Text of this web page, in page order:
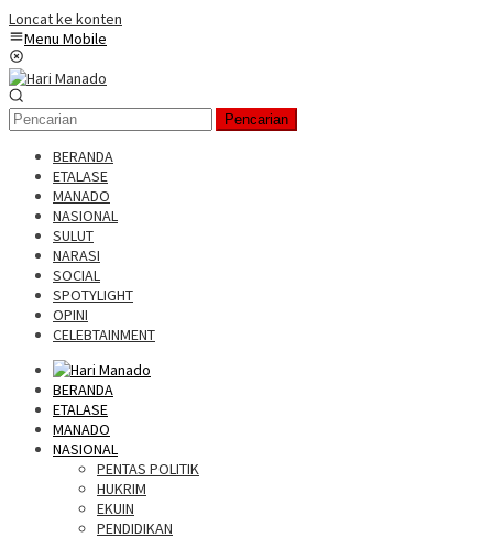
Loncat ke konten
Menu Mobile
Pencarian
BERANDA
ETALASE
MANADO
NASIONAL
SULUT
NARASI
SOCIAL
SPOTYLIGHT
OPINI
CELEBTAINMENT
BERANDA
ETALASE
MANADO
NASIONAL
PENTAS POLITIK
HUKRIM
EKUIN
PENDIDIKAN